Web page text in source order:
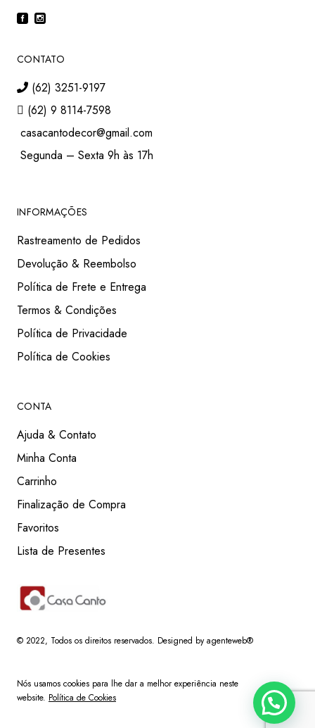
CONTATO
(62) 3251-9197
(62) 9 8114-7598
casacantodecor@gmail.com
Segunda – Sexta 9h às 17h
INFORMAÇÕES
Rastreamento de Pedidos
Devolução & Reembolso
Política de Frete e Entrega
Termos & Condições
Política de Privacidade
Política de Cookies
CONTA
Ajuda & Contato
Minha Conta
Carrinho
Finalização de Compra
Favoritos
Lista de Presentes
© 2022, Todos os direitos reservados. Designed by agenteweb®
Nós usamos cookies para lhe dar a melhor experiência neste
website. Política de Cookies